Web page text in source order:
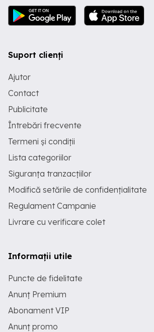
Suport clienți
Ajutor
Contact
Publicitate
Întrebări frecvente
Termeni și condiții
Lista categoriilor
Siguranța tranzacțiilor
Modifică setările de confidențialitate
Regulament Campanie
Livrare cu verificare colet
Informații utile
Puncte de fidelitate
Anunț Premium
Abonament VIP
Anunț promo